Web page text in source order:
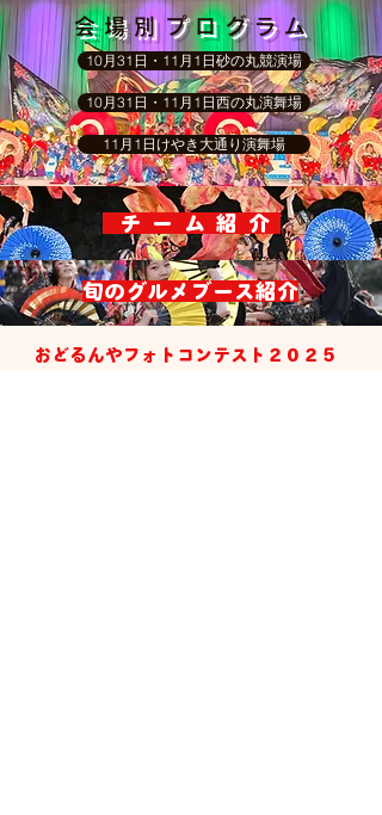
会場別プログラム
10月31日・11月1日砂の丸競演場
10月31日・11月1日西の丸演舞場
11月1日けやき大通り演舞場
チーム紹介
​旬のグルメブース紹介
​おどるんやフォトコンテスト２０２５